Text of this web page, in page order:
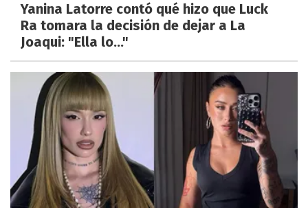
Yanina Latorre contó qué hizo que Luck
Ra tomara la decisión de dejar a La
Joaqui: "Ella lo..."